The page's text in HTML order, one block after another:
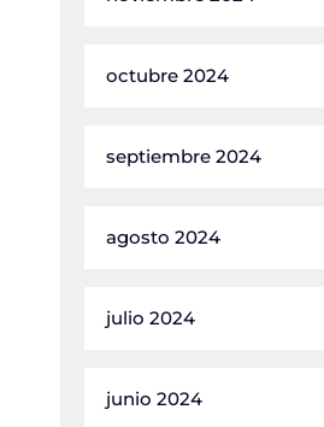
octubre 2024
septiembre 2024
agosto 2024
julio 2024
junio 2024